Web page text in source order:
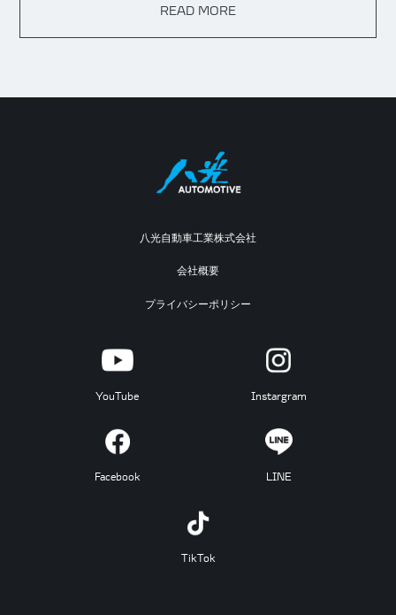
READ MORE
八光自動車工業株式会社
会社概要
プライバシーポリシー
YouTube Instargram
Facebook LINE
TikTok